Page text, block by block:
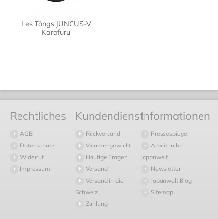
Les Tôngs JUNCUS-V
Karafuru
Rechtliches
AGB
Datenschutz
Widerruf
Impressum
Kundendienst
Rückversand
Volumengewicht
Häufige Fragen
Versand
Versand in die
Schweiz
Zahlung
Informationen
Pressespiegel
Arbeiten bei
Japanwelt
Newsletter
Japanwelt Blog
Sitemap